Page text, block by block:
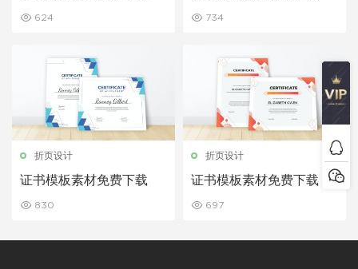
624 734
折页设计
证书模板素材免费下载
830
折页设计
证书模板素材免费下载
697